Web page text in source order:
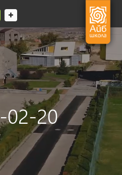
Social links dropdown button
02-20